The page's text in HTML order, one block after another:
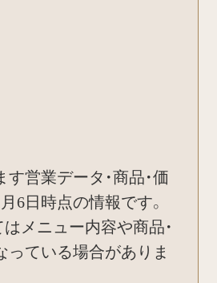
営業データ・商品・価
6日時点の情報です。
メニュー内容や商品・
っている場合がありま